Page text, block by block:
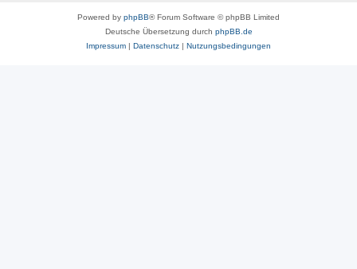
Powered by phpBB® Forum Software © phpBB Limited
Deutsche Übersetzung durch phpBB.de
Impressum | Datenschutz | Nutzungsbedingungen